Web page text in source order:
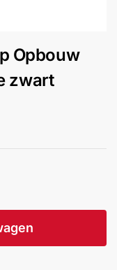
Opbouw
zwart